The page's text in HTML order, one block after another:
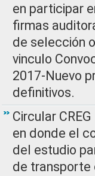
en participar
firmas
de selección
vinculo
2017-Nuevo
definitivos.
Circular
en donde el
del estudio
de transporte